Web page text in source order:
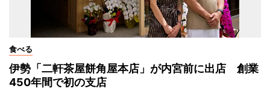
食べる
伊勢「二軒茶屋餅角屋本店」が内宮前に出店 創業
450年間で初の支店